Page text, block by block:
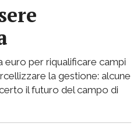
euro per riqualificare campi
la gestione: alcune
il futuro del campo di